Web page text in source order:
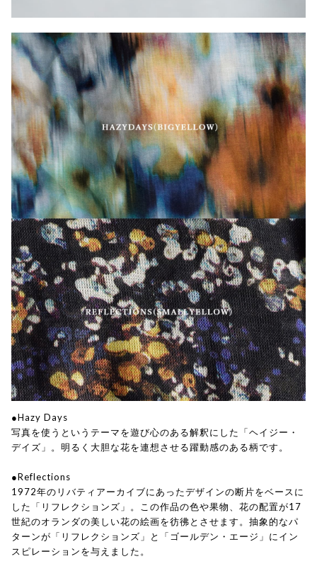
●Hazy Days
写真を使うというテーマを遊び心のある解釈にした「ヘイジー・
デイズ」。明るく大胆な花を連想させる躍動感のある柄です。
●Reflections
1972年のリバティアーカイブにあったデザインの断片をベースに
した「リフレクションズ」。この作品の色や果物、花の配置が17
世紀のオランダの美しい花の絵画を彷彿とさせます。抽象的なパ
ターンが「リフレクションズ」と「ゴールデン・エージ」にイン
スピレーションを与えました。